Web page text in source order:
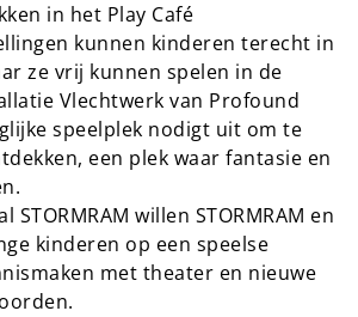
in het Play Café
kunnen kinderen terecht in
ze vrij kunnen spelen in de
Vlechtwerk van Profound
speelplek nodigt uit om te
een plek waar fantasie en
STORMRAM willen STORMRAM en
kinderen op een speelse
met theater en nieuwe